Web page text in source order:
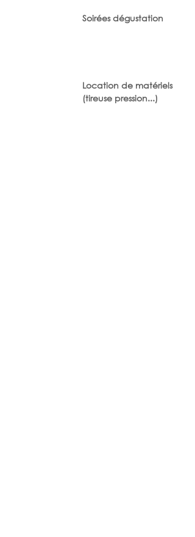
Soirées dégustation
Location de matériels
(tireuse pression...)